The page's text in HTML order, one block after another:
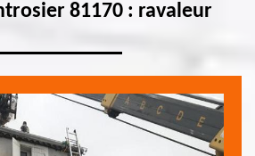
81170 : ravaleur